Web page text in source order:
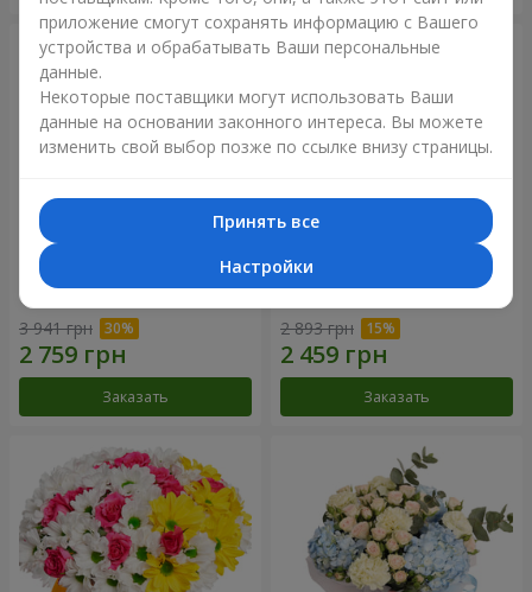
Букет "Крещатик"
3 941 грн
Заказать
Букет "Дежавю"
2 893 грн
Заказать
приложение смогут сохранять информацию с Вашего
устройства и обрабатывать Ваши персональные
данные.
Некоторые поставщики могут использовать Ваши
данные на основании законного интереса. Вы можете
изменить свой выбор позже по ссылке внизу страницы.
Принять все
Настройки